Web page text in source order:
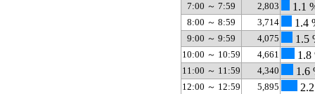
7:00 ～ 7:59 2,803 1.1
8:00 ～ 8:59 3,714 1.4
9:00 ～ 9:59 4,075 1.5
10:00 ～ 10:59 4,661 1.8
11:00 ～ 11:59 4,340 1.6
12:00 ～ 12:59 5,895